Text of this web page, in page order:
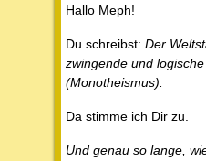
Hallo Meph!
Du schreibst: Der
zwingende und
(Monotheismus).
Da stimme ich Dir zu.
Und genau so lange,